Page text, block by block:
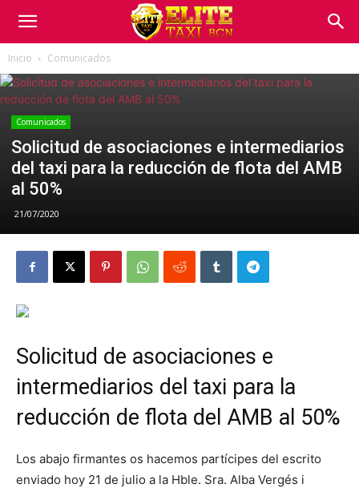
Inicio Comunicados
Comunicados
Solicitud de asociaciones e intermediarios
del taxi para la reducción de flota del AMB
al 50%
21/07/2020
Solicitud de asociaciones e
intermediarios del taxi para la
reducción de flota del AMB al 50%
Los abajo firmantes os hacemos partícipes del escrito
enviado hoy 21 de julio a la Hble. Sra. Alba Vergés i